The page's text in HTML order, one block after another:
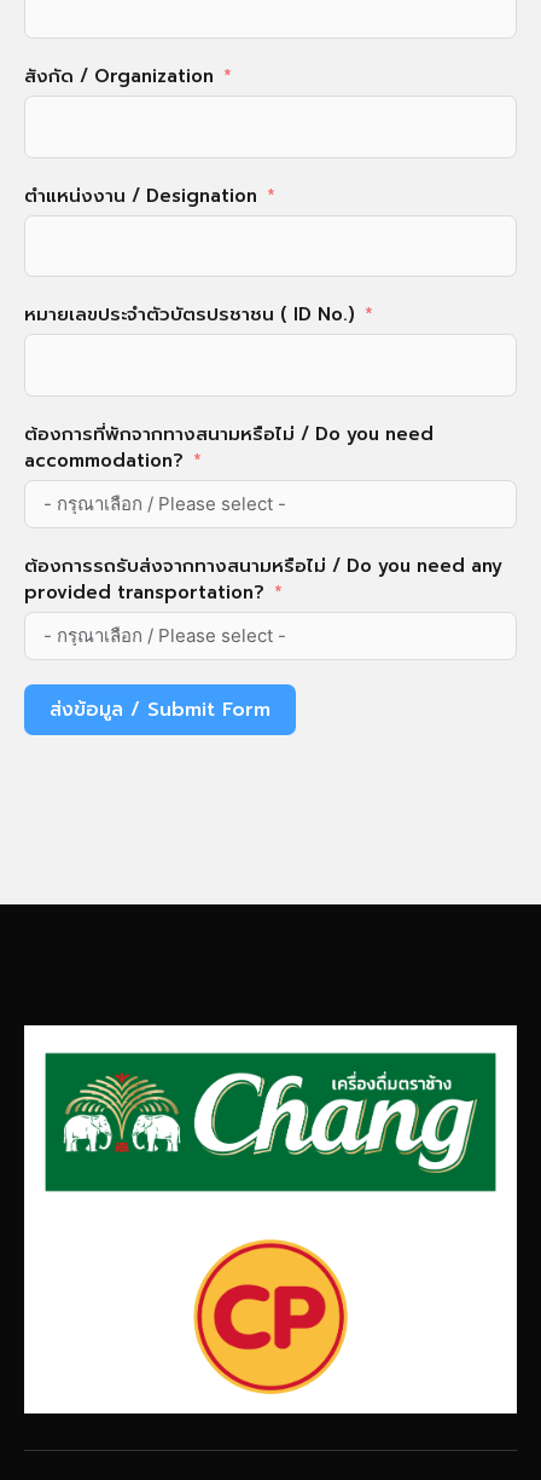
สังกัด / Organization
ตำแหน่งงาน / Designation
หมายเลขประจำตัวบัตรปรชาชน ( ID No.)
ต้องการที่พักจากทางสนามหรือไม่ / Do you need
accommodation?
ต้องการรถรับส่งจากทางสนามหรือไม่ / Do you need any
provided transportation?
ส่งข้อมูล / Submit Form